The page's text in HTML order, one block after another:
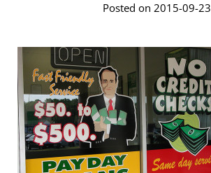
Posted on 2015-09-23